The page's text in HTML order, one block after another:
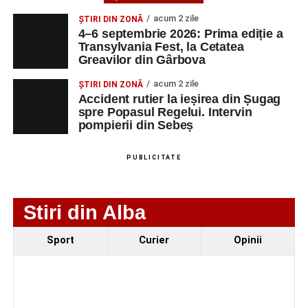
Ultimele știri din Sebeș
Femeie de 66 de ani, transportată în stare gravă la
spital după ce a fost lovită de o motocicletă pe
strada Dorobanți din Sebeș
Accident pe strada Dorobanți din Sebeș: fermeie
de 66 de ani rănită grav, după ce a fost lovită de o
Fest, la Cetatea Greavilor din Gârbova
ȘTIRI DIN ZONĂ acum 2 zile
4–6 septembrie 2026: Prima ediție a
Transylvania Fest, la Cetatea
Greavilor din Gârbova
ȘTIRI DIN ZONĂ acum 2 zile
Accident rutier la ieșirea din Șugag
spre Popasul Regelui. Intervin
pompierii din Sebeș
PUBLICITATE
Stiri din Alba
Sport Curier Opinii